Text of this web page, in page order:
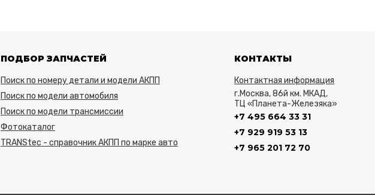
ПОДБОР ЗАПЧАСТЕЙ
Поиск по номеру детали и модели АКПП
Поиск по модели автомобиля
Поиск по модели трансмиссии
Фотокаталог
TRANStec - справочник АКПП по марке авто
КОНТАКТЫ
Контактная информация
г.Москва, 86й км. МКАД,
ТЦ «Планета-Железяка»
+7 495 664 33 31
+7 929 919 53 13
+7 965 201 72 70